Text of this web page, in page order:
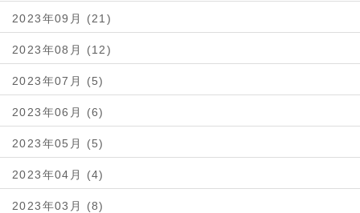
2023年09月 (21)
2023年08月 (12)
2023年07月 (5)
2023年06月 (6)
2023年05月 (5)
2023年04月 (4)
2023年03月 (8)